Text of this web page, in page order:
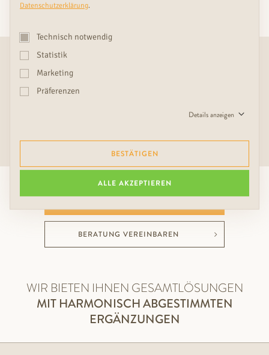
Schauräumen mit Montageservice ausgestellt
GROSSFLÄCHIG IM RUDDA S
BERATUNG VEREINBAREN
WIR BIETEN IHNEN GESAMTLÖSUNGEN
MIT HARMONISCH ABGESTIMMTEN
ERGÄNZUNGEN
Datenschutzerklärung.
Technisch notwendig
Statistik
Marketing
Präferenzen
Details anzeigen
BESTÄTIGEN
ALLE AKZEPTIEREN